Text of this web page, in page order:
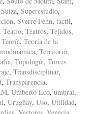
Suiza, Superestudio,
, Sverre Fehn, tactil,
Teatro, Teatros, Tejidos,
Teoría, Teoría de la
, Territorio,
, Topología, Torres
, Transdisciplinar,
, Transparencia,
, Umberto Eco, umbral,
, Urugüay, Uso, Utilidad,